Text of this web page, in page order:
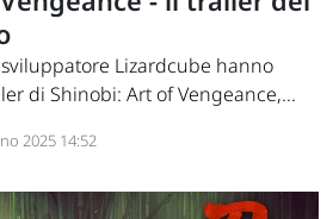
Lizardcube hanno
di Shinobi: Art of Vengeance,...
2025 14:52